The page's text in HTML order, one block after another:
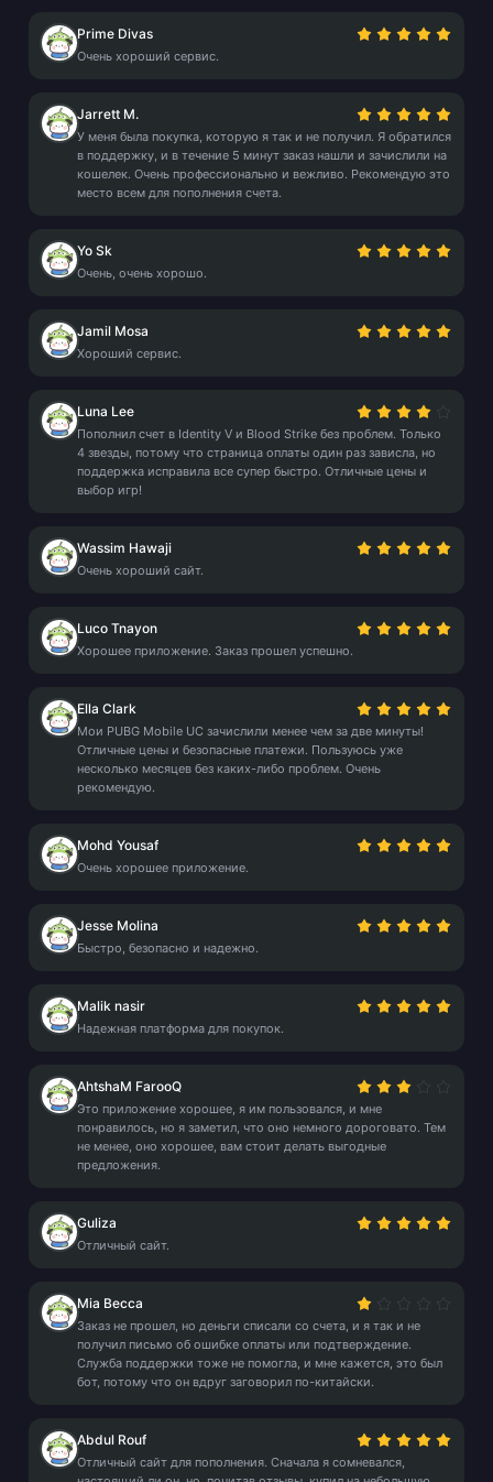
Prime Divas
Очень хороший сервис.
Jarrett M.
У меня была покупка, которую я так и не получил. Я обратился
в поддержку, и в течение 5 минут заказ нашли и зачислили на
кошелек. Очень профессионально и вежливо. Рекомендую это
место всем для пополнения счета.
Yo Sk
Очень, очень хорошо.
Jamil Mosa
Хороший сервис.
Luna Lee
Пополнил счет в Identity V и Blood Strike без проблем. Только
4 звезды, потому что страница оплаты один раз зависла, но
поддержка исправила все супер быстро. Отличные цены и
выбор игр!
Wassim Hawaji
Очень хороший сайт.
Luco Tnayon
Хорошее приложение. Заказ прошел успешно.
Ella Clark
Мои PUBG Mobile UC зачислили менее чем за две минуты!
Отличные цены и безопасные платежи. Пользуюсь уже
несколько месяцев без каких-либо проблем. Очень
рекомендую.
Mohd Yousaf
Очень хорошее приложение.
Jesse Molina
Быстро, безопасно и надежно.
Malik nasir
Надежная платформа для покупок.
AhtshaM FarooQ
Это приложение хорошее, я им пользовался, и мне
понравилось, но я заметил, что оно немного дороговато. Тем
не менее, оно хорошее, вам стоит делать выгодные
предложения.
Guliza
Отличный сайт.
Mia Becca
Заказ не прошел, но деньги списали со счета, и я так и не
получил письмо об ошибке оплаты или подтверждение.
Служба поддержки тоже не помогла, и мне кажется, это был
бот, потому что он вдруг заговорил по-китайски.
Abdul Rouf
Отличный сайт для пополнения. Сначала я сомневался,